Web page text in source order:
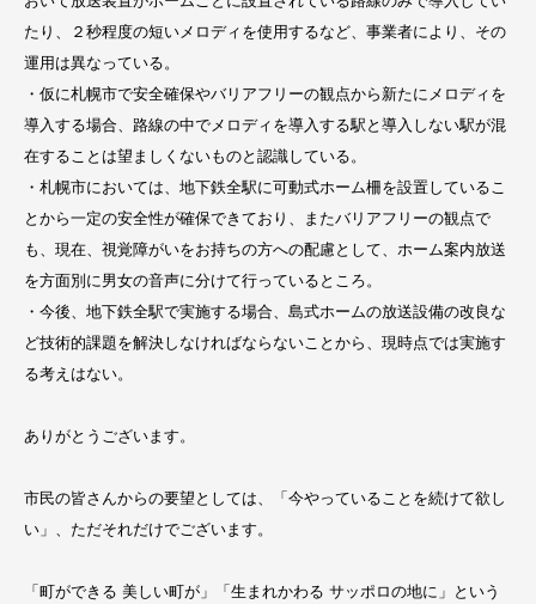
たり、２秒程度の短いメロディを使用するなど、事業者により、その
運用は異なっている。
・仮に札幌市で安全確保やバリアフリーの観点から新たにメロディを
導入する場合、路線の中でメロディを導入する駅と導入しない駅が混
在することは望ましくないものと認識している。
・札幌市においては、地下鉄全駅に可動式ホーム柵を設置しているこ
とから一定の安全性が確保できており、またバリアフリーの観点で
も、現在、視覚障がいをお持ちの方への配慮として、ホーム案内放送
を方面別に男女の音声に分けて行っているところ。
・今後、地下鉄全駅で実施する場合、島式ホームの放送設備の改良な
ど技術的課題を解決しなければならないことから、現時点では実施す
る考えはない。
ありがとうございます。
市民の皆さんからの要望としては、「今やっていることを続けて欲し
い」、ただそれだけでございます。
「町ができる 美しい町が」「生まれかわる サッポロの地に」という